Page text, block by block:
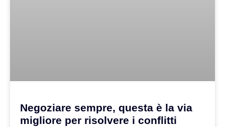
Negoziare sempre, questa è la via
migliore per risolvere i conflitti